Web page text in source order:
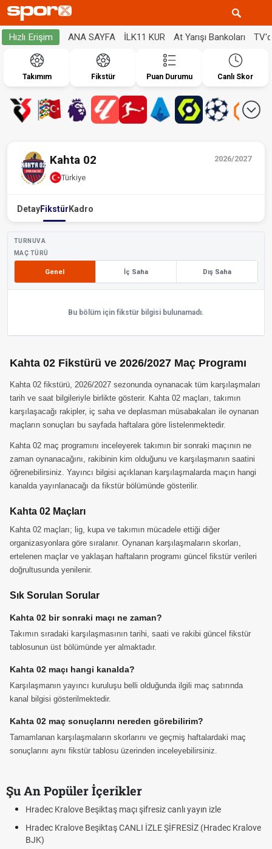
Hızlı Erişim ANA SAYFA İLK11 KUR At Yarışı Bankoları
Takımım Fikstür Puan Durumu Canlı Skor
2026/2027
Kahta 02
Türkiye
DetayFikstür Kadro
TURNUVA
MAÇ TÜRÜ
Genel İç Saha Dış Saha
Bu bölüm için fikstür bilgisi bulunamadı.
Kahta 02 Fikstürü ve 2026/2027 Maç Programı
Kahta 02 fikstürü, 2026/2027 sezonunda oynanacak tüm karşılaşmaları
tarih ve saat bilgileriyle birlikte gösterir. Kahta 02 maçları, takımın
karşılaşacağı rakipler, iç saha ve deplasman müsabakaları ile oynanan
maçların sonuçları bu sayfada haftalara göre listelenmektedir.
Kahta 02 maç programını inceleyerek takımın bir sonraki maçının ne
zaman oynanacağını, rakibinin kim olduğunu ve karşılaşmanın saatini
öğrenebilirsiniz. Yayıncı bilgisi açıklanan karşılaşmalarda maçın hangi
kanalda yayınlanacağı da fikstür bölümünde gösterilir.
Kahta 02 Maçları
Kahta 02 maçları; lig, kupa ve takımın mücadele ettiği diğer
organizasyonlara göre sıralanır. Oynanan karşılaşmaların skorları,
ertelenen maçlar ve yaklaşan haftaların programı güncel fikstür verileri
doğrultusunda yenilenir.
Sık Sorulan Sorular
Kahta 02 bir sonraki maçı ne zaman?
Takımın sıradaki karşılaşmasının tarihi, saati ve rakibi güncel fikstür
tablosunun üst bölümünde yer almaktadır.
Kahta 02 maçı hangi kanalda?
Karşılaşmanın yayıncı kuruluşu belli olduğunda ilgili maç satırında
kanal bilgisi gösterilmektedir.
Kahta 02 maç sonuçlarını nereden görebilirim?
Tamamlanan karşılaşmaların skorlarını ve geçmiş haftalardaki maç
sonuçlarını aynı fikstür tablosu üzerinden inceleyebilirsiniz.
Şu An Popüler İçerikler
Hradec Kralove Beşiktaş maçı şifresiz canlı yayın izle
Hradec Kralove Beşiktaş CANLI İZLE ŞİFRESİZ (Hradec Kralove
BJK)